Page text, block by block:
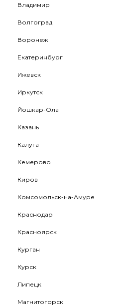
Владимир
Волгоград
Воронеж
Екатеринбург
Ижевск
Иркутск
Йошкар-Ола
Казань
Калуга
Кемерово
Киров
Комсомольск-на-Амуре
Краснодар
Красноярск
Курган
Курск
Липецк
Магнитогорск